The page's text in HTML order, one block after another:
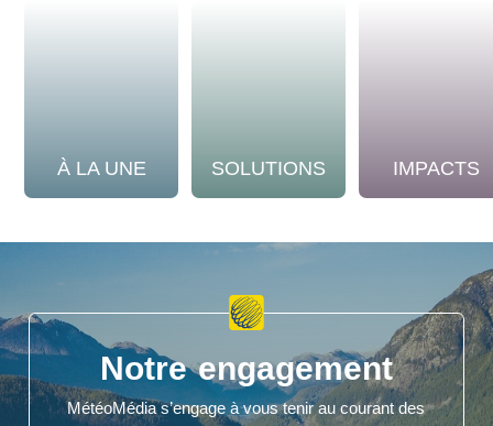
À LA UNE SOLUTIONS IMPACTS
Notre engagement
MétéoMédia s’engage à vous tenir au courant des